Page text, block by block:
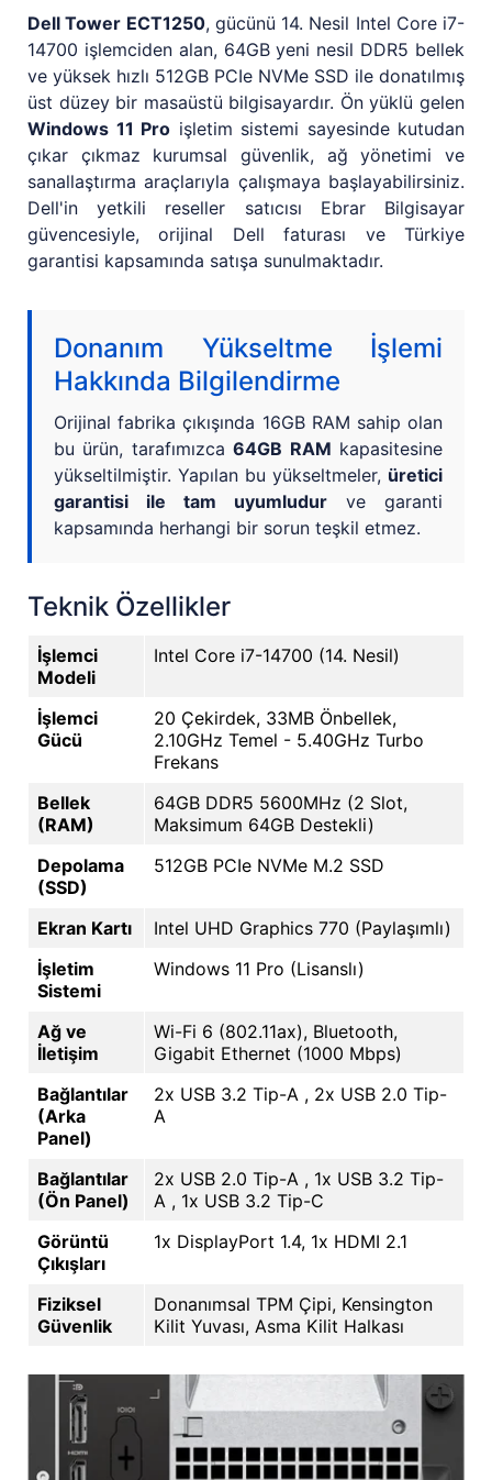
Dell Tower ECT1250, gücünü 14. Nesil Intel Core i7-
14700 işlemciden alan, 64GB yeni nesil DDR5 bellek
ve yüksek hızlı 512GB PCIe NVMe SSD ile donatılmış
üst düzey bir masaüstü bilgisayardır. Ön yüklü gelen
Windows 11 Pro işletim sistemi sayesinde kutudan
çıkar çıkmaz kurumsal güvenlik, ağ yönetimi ve
sanallaştırma araçlarıyla çalışmaya başlayabilirsiniz.
Dell'in yetkili reseller satıcısı Ebrar Bilgisayar
güvencesiyle, orijinal Dell faturası ve Türkiye
garantisi kapsamında satışa sunulmaktadır.
Donanım Yükseltme İşlemi
Hakkında Bilgilendirme
Orijinal fabrika çıkışında 16GB RAM sahip olan
bu ürün, tarafımızca64GB RAM kapasitesine
yükseltilmiştir. Yapılan bu yükseltmeler, üretici
garantisi ile tam uyumludur ve garanti
kapsamında herhangi bir sorun teşkil etmez.
Teknik Özellikler
İşlemci
Modeli
Intel Core i7-14700 (14. Nesil)
İşlemci
Gücü
20 Çekirdek, 33MB Önbellek,
2.10GHz Temel - 5.40GHz Turbo
Frekans
Bellek
(RAM)
64GB DDR5 5600MHz (2 Slot,
Maksimum 64GB Destekli)
Depolama
(SSD)
512GB PCIe NVMe M.2 SSD
Ekran Kartı
Intel UHD Graphics 770 (Paylaşımlı)
İşletim
Sistemi
Windows 11 Pro (Lisanslı)
Ağ ve
İletişim
Wi-Fi 6 (802.11ax), Bluetooth,
Gigabit Ethernet (1000 Mbps)
Bağlantılar
(Arka
Panel)
2x USB 3.2 Tip-A , 2x USB 2.0 Tip-
A
Bağlantılar
(Ön Panel)
2x USB 2.0 Tip-A , 1x USB 3.2 Tip-
A , 1x USB 3.2 Tip-C
Görüntü
Çıkışları
1x DisplayPort 1.4, 1x HDMI 2.1
Fiziksel
Güvenlik
Donanımsal TPM Çipi, Kensington
Kilit Yuvası, Asma Kilit Halkası